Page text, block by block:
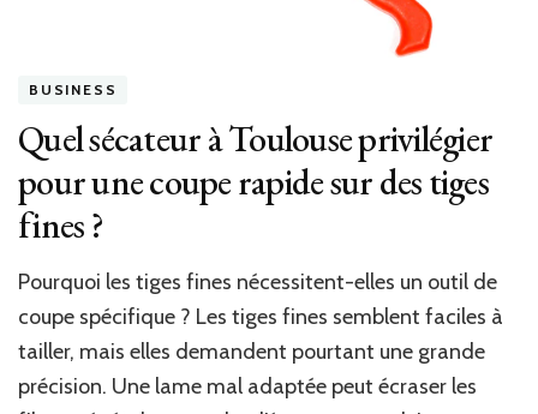
BUSINESS
Quel sécateur à Toulouse privilégier
pour une coupe rapide sur des tiges
fines ?
Pourquoi les tiges fines nécessitent-elles un outil de
coupe spécifique ? Les tiges fines semblent faciles à
tailler, mais elles demandent pourtant une grande
précision. Une lame mal adaptée peut écraser les